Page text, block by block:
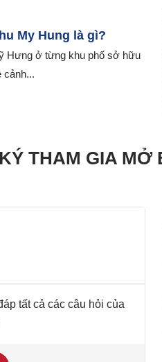
My Hung là gì?
Hưng ở từng khu phố sở hữu
cảnh...
THAM GIA MỞ
tất cả các câu hỏi của